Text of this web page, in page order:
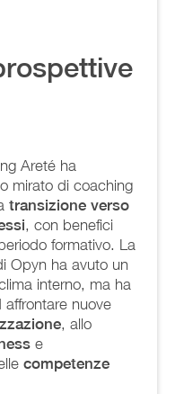
Areté ha
mirato di coaching
transizione verso
, con benefici
formativo. La
Opyn ha avuto un
interno, ma ha
affrontare nuove
, allo
e
competenze